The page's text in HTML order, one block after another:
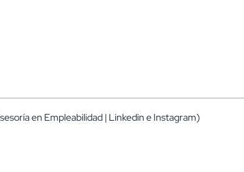
en Empleabilidad | Linkedin e Instagram)